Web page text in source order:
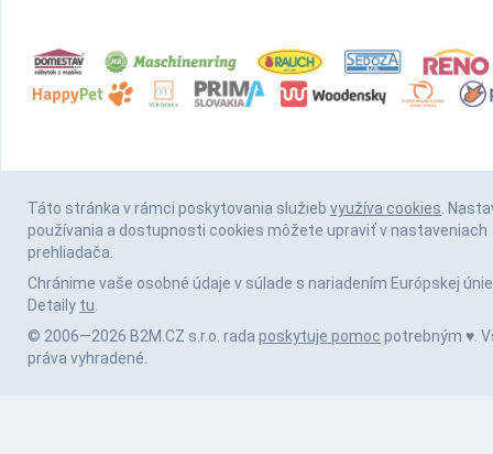
Táto stránka v rámci poskytovania služieb využíva cookies.
používania a dostupnosti cookies môžete upraviť v nastaveniach
prehliadača.
Chránime vaše osobné údaje v súlade s nariadením Európskej únie
Detaily tu.
© 2006—2026 B2M.CZ s.r.o. rada poskytuje pomoc potrebným ♥️.
práva vyhradené.